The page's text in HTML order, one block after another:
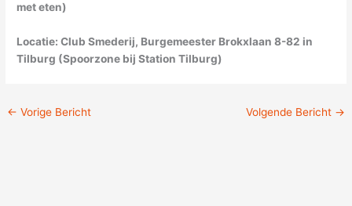
met eten)
Locatie: Club Smederij, Burgemeester Brokxlaan 8-82 in
Tilburg (Spoorzone bij Station Tilburg)
← Vorige Bericht Volgende Bericht →